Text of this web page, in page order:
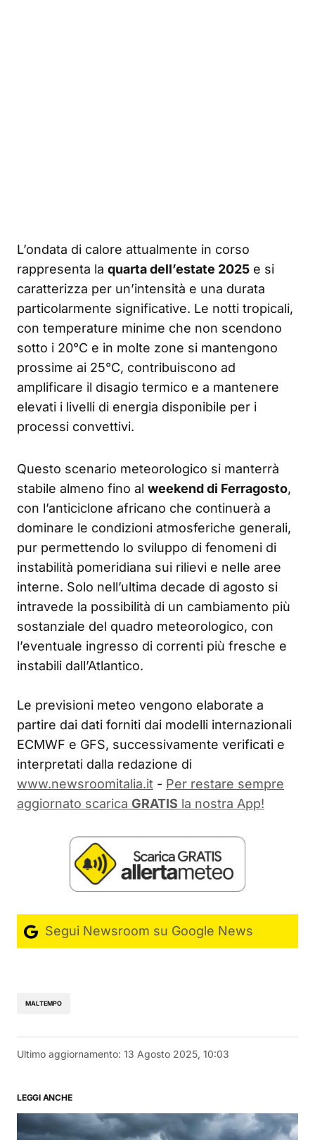
L’ondata di calore attualmente in corso
rappresenta la quarta dell’estate 2025 e si
caratterizza per un’intensità e una durata
particolarmente significative. Le notti tropicali,
con temperature minime che non scendono
sotto i 20°C e in molte zone si mantengono
prossime ai 25°C, contribuiscono ad
amplificare il disagio termico e a mantenere
elevati i livelli di energia disponibile per i
processi convettivi.
Questo scenario meteorologico si manterrà
stabile almeno fino al weekend di Ferragosto,
con l’anticiclone africano che continuerà a
dominare le condizioni atmosferiche generali,
pur permettendo lo sviluppo di fenomeni di
instabilità pomeridiana sui rilievi e nelle aree
interne. Solo nell’ultima decade di agosto si
intravede la possibilità di un cambiamento più
sostanziale del quadro meteorologico, con
l’eventuale ingresso di correnti più fresche e
instabili dall’Atlantico.
Le previsioni meteo vengono elaborate a
partire dai dati forniti dai modelli internazionali
ECMWF e GFS, successivamente verificati e
interpretati dalla redazione di
www.newsroomitalia.it - Per restare sempre
aggiornato scarica GRATIS la nostra App!
Segui Newsroom su Google News
MALTEMPO
Ultimo aggiornamento: 13 Agosto 2025, 10:03
LEGGI ANCHE